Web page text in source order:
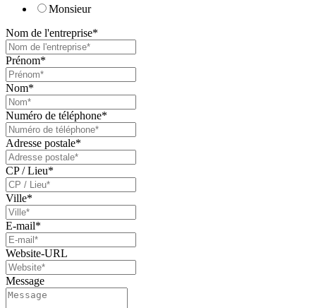
Monsieur
Nom de l'entreprise*
Prénom*
Nom*
Numéro de téléphone*
Adresse postale*
CP / Lieu*
Ville*
E-mail*
Website-URL
Message